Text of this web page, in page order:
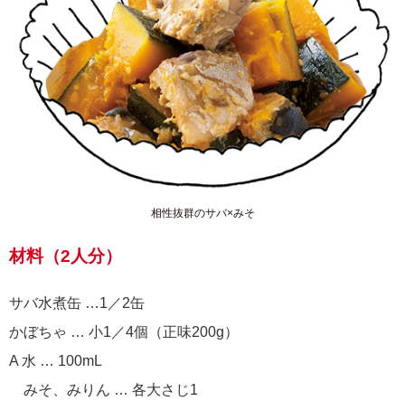
相性抜群のサバ×みそ
材料（2人分）
サバ水煮缶 …1／2缶
かぼちゃ … 小1／4個（正味200g）
A 水 … 100mL
みそ、みりん … 各大さじ1